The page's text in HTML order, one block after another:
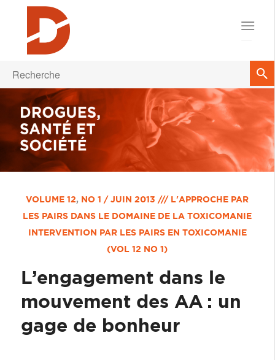
VOLUME 12, NO 1 / JUIN 2013 /// L'APPROCHE PAR
LES PAIRS DANS LE DOMAINE DE LA TOXICOMANIE
INTERVENTION PAR LES PAIRS EN TOXICOMANIE
(VOL 12 NO 1)
L’engagement dans le
mouvement des AA : un
gage de bonheur